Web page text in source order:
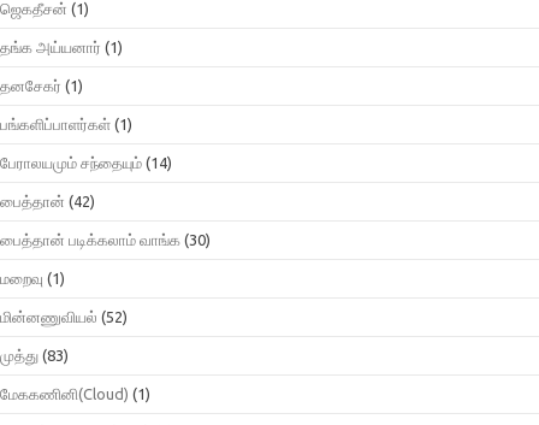
ஜெகதீசன் (1)
தங்க அய்யனார் (1)
தனசேகர் (1)
பங்களிப்பாளர்கள் (1)
பேராலயமும் சந்தையும் (14)
பைத்தான் (42)
பைத்தான் படிக்கலாம் வாங்க (30)
மறைவு (1)
மின்னணுவியல் (52)
முத்து (83)
மேககணினி(Cloud) (1)